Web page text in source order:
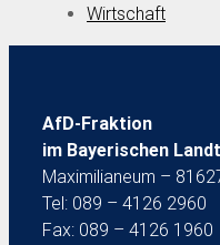
Wirtschaft
AfD-Fraktion
im Bayerischen
Maximilianeum –
Tel: 089 – 4126 2960
Fax: 089 – 4126 1960